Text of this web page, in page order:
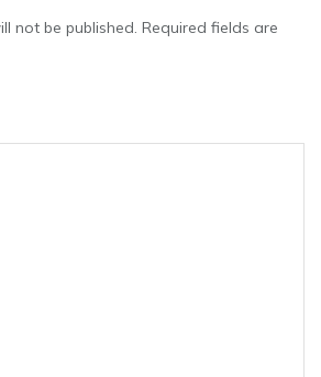
not be published. Required fields are